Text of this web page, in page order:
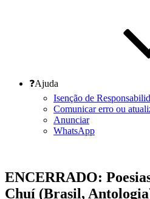
❓Ajuda
Isenção de
Comunicar erro ou
Anunciar
WhatsApp
ENCERRADO:
Chuí (Brasil,